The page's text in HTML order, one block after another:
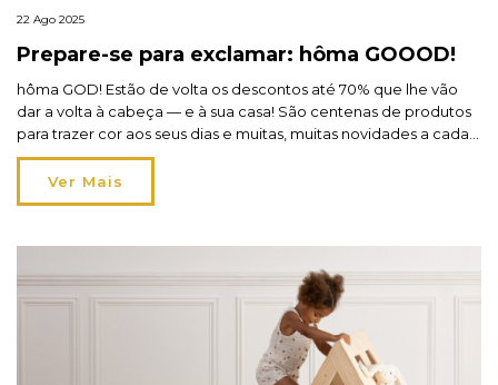
22 Ago 2025
Prepare-se para exclamar: hôma GOOOD!
hôma GOD! Estão de volta os descontos até 70% que lhe vão
dar a volta à cabeça — e à sua casa! São centenas de produtos
para trazer cor aos seus dias e muitas, muitas novidades a cada
cantinho. Vai querer aproveitar tudo — e nós vamos ajudá-lo a
escolher. Prepare-se para exclamar: hôma GOOOD! […]
Ver Mais